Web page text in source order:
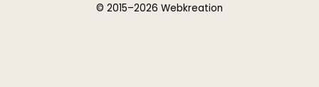
© 2015–2026 Webkreation